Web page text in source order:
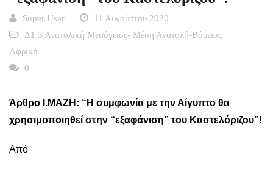
Super User
11 Αυγούστου 2020
Δ1.3 Ανατολική Μεσόγειος- Μέση Ανατολή-Βόρειος
Αφρική
0
Άρθρο Ι.ΜΑΖΗ: “Η συμφωνία με την Αίγυπτο θα
χρησιμοποιηθεί στην “εξαφάνιση” του Καστελόριζου”!
Από